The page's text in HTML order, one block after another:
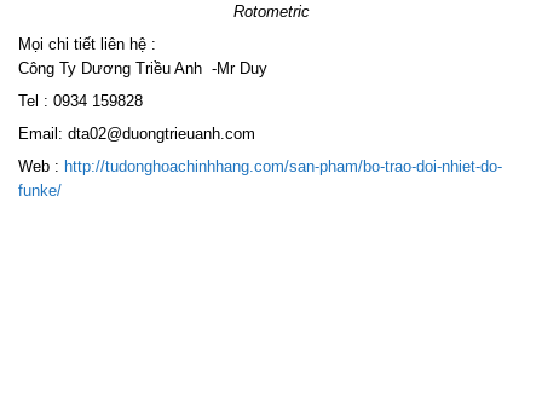
Rotometric
Mọi chi tiết liên hệ :
Công Ty Dương Triều Anh -Mr Duy
Tel : 0934 159828
Email: dta02@duongtrieuanh.com
Web : http://tudonghoachinhhang.com/san-pham/bo-trao-doi-nhiet-do-
funke/